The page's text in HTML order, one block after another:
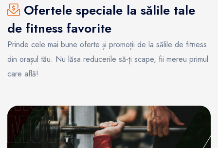
Ofertele speciale la sălile tale
de fitness favorite
Prinde cele mai bune oferte și promoții de la sălile de fitness
din orașul tău. Nu lăsa reducerile să-ți scape, fii mereu primul
care află!